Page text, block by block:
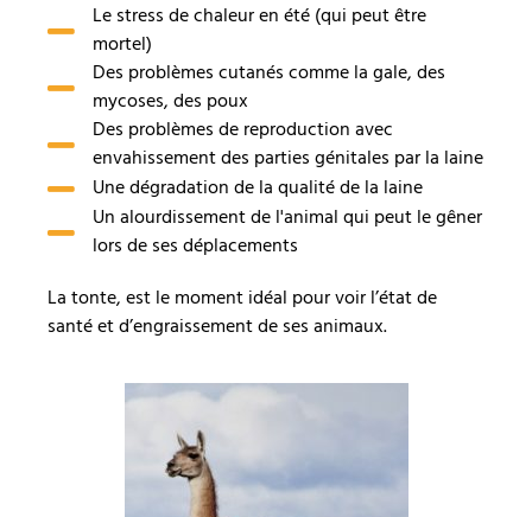
Le stress de chaleur en été (qui peut être
mortel)
Des problèmes cutanés comme la gale, des
mycoses, des poux
Des problèmes de reproduction avec
envahissement des parties génitales par la laine
Une dégradation de la qualité de la laine
Un alourdissement de l'animal qui peut le gêner
lors de ses déplacements
La tonte, est le moment idéal pour voir l’état de
santé et d’engraissement de ses animaux.